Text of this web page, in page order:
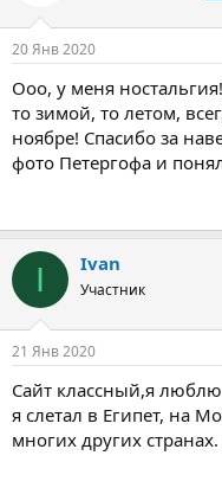
20 Янв 2020
Ооо, у меня
то зимой, то летом,
ноябре! Спасибо за
фото Петергофа и
I Ivan
Участник
21 Янв 2020
Сайт классный,я люблю
я слетал в Египет, на
многих других